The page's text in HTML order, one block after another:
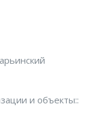
и объекты::